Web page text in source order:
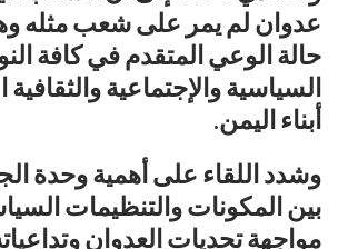
عدوان لم يمر على شعب مثله
حالة الوعي المتقدم في كافة
السياسية والإجتماعية
أبناء اليمن.
وشدد اللقاء على أهمية وحدة
بين المكونات والتنظيمات
مواجهة تحديات العدوان